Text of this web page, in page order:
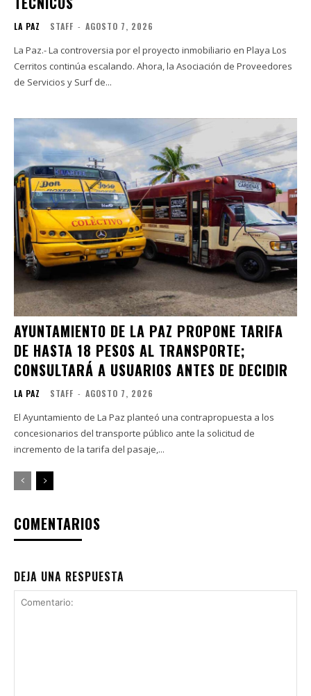
LA PAZ STAFF - AGOSTO 7, 2026
La Paz.- La controversia por el proyecto inmobiliario en Playa Los
Cerritos continúa escalando. Ahora, la Asociación de Proveedores
de Servicios y Surf de...
AYUNTAMIENTO DE LA PAZ PROPONE TARIFA
DE HASTA 18 PESOS AL TRANSPORTE;
CONSULTARÁ A USUARIOS ANTES DE DECIDIR
LA PAZ STAFF - AGOSTO 7, 2026
El Ayuntamiento de La Paz planteó una contrapropuesta a los
concesionarios del transporte público ante la solicitud de
incremento de la tarifa del pasaje,...
COMENTARIOS
DEJA UNA RESPUESTA